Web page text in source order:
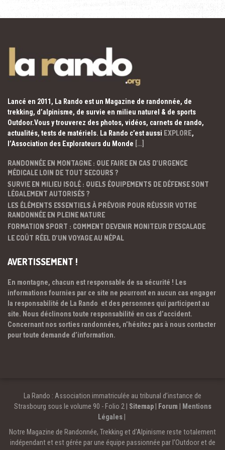
Lancé en 2011, La Rando est un Magazine de randonnée, de
trekking, d’alpinisme, de survie en milieu naturel & de sports
Outdoor.Vous y trouverez des photos, vidéos, carnets de rando,
actualités, tests de matériels. La Rando c’est aussi EXPLORE,
l’Association des Explorateurs du Monde […]
RANDONNÉE EN MONTAGNE : QUE FAIRE EN CAS D’URGENCE
MÉDICALE LOIN DE TOUT SECOURS ?
SURVIE EN MILIEU ISOLÉ : QUELS ÉQUIPEMENTS DE DÉFENSE SONT
LÉGALEMENT AUTORISÉS ?
LES ÉLÉMENTS ESSENTIELS À PRÉVOIR POUR RÉUSSIR VOTRE
RANDONNÉE EN PLEINE NATURE
FORMATION SPORT : COMMENT DEVENIR MONITEUR D’ESCALADE
LE COÛT RÉEL D’UN VOYAGE AU NÉPAL
AVERTISSEMENT !
En montagne, chacun est responsable de sa sécurité ! Les
informations fournies par ce site ne pourront en aucun cas engager
la responsabilité de La Rando et des personnes qui participent au
site. Nous déclinons toute responsabilité en cas d’accident.
Concernant nos sorties randonnées, n’hésitez pas à nous contacter
pour toute demande d’information.
La Rando : Association immatriculée au tribunal d’instance de
Strasbourg sous le volume 90 - Folio 2 | Sitemap| Forum
Mentions
Légales
Notre Magazine de Randonnée, Trekking et d'Alpinisme reste totalement
indépendant et est gérée par une équipe passionnée par l’Outdoor et de